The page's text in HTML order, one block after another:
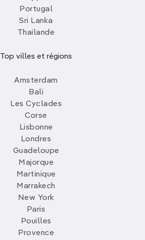
Portugal
Sri Lanka
Thailande
Top villes et régions
Amsterdam
Bali
Les Cyclades
Corse
Lisbonne
Londres
Guadeloupe
Majorque
Martinique
Marrakech
New York
Paris
Pouilles
Provence